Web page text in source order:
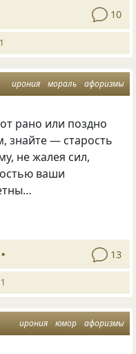
10
ирония мораль афоризмы
рано или поздно
знайте — старость
не жалея сил,
ваши
13
ирония юмор афоризмы